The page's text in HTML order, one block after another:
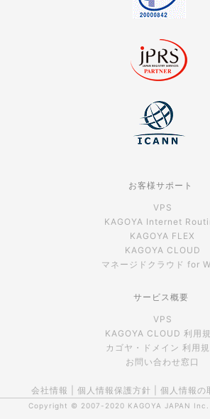
お客様サポート
VPS
KAGOYA Internet
KAGOYA FLEX
KAGOYA CLOUD
マネージドクラウド for
サービス概要
VPS
KAGOYA CLOUD 利用
カゴヤ・ドメイン 利用
お問い合わせ窓口
会社情報 個人情報保護方針 個人情報の
Copyright © 2007-2020 KAGOYA JAPAN Inc.